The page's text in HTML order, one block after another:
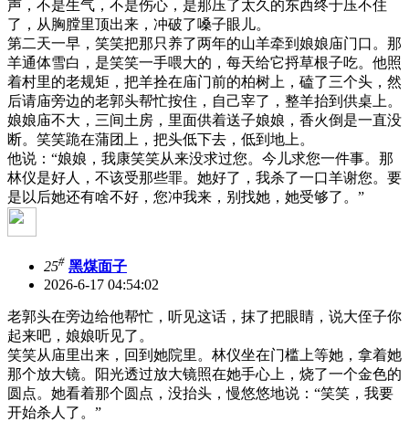
声，不是生气，不是伤心，是那压了太久的东西终于压不住
了，从胸膛里顶出来，冲破了嗓子眼儿。
第二天一早，笑笑把那只养了两年的山羊牵到娘娘庙门口。那
羊通体雪白，是笑笑一手喂大的，每天给它捋草根子吃。他照
着村里的老规矩，把羊拴在庙门前的柏树上，磕了三个头，然
后请庙旁边的老郭头帮忙按住，自己宰了，整羊抬到供桌上。
娘娘庙不大，三间土房，里面供着送子娘娘，香火倒是一直没
断。笑笑跪在蒲团上，把头低下去，低到地上。
他说：“娘娘，我康笑笑从来没求过您。今儿求您一件事。那
林仪是好人，不该受那些罪。她好了，我杀了一口羊谢您。要
是以后她还有啥不好，您冲我来，别找她，她受够了。”
25# 黑煤面子
2026-6-17 04:54:02
老郭头在旁边给他帮忙，听见这话，抹了把眼睛，说大侄子你
起来吧，娘娘听见了。
笑笑从庙里出来，回到她院里。林仪坐在门槛上等她，拿着她
那个放大镜。阳光透过放大镜照在她手心上，烧了一个金色的
圆点。她看着那个圆点，没抬头，慢悠悠地说：“笑笑，我要
开始杀人了。”